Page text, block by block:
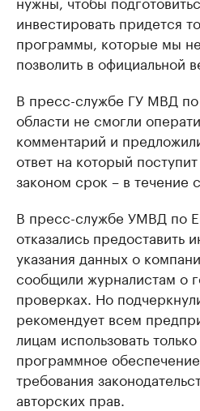
инвестировать придется
программы, которые мы
позволить в официальной
В пресс-службе ГУ МВД
области не смогли
комментарий и
ответ на который
законом срок – в течение
В пресс-службе УМВД по
отказались предоставить
указания данных о
сообщили журналистам о
проверках. Но
рекомендует всем
лицам использовать
программное
требования
авторских прав.